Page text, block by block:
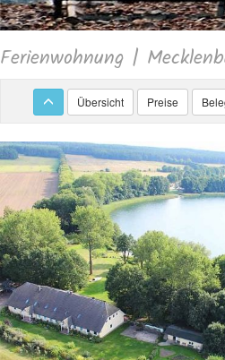
Ferienwohnung |
Übersicht Preise